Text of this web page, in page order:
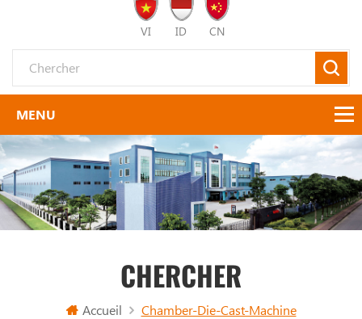
VI ID CN
CHERCHER
Accueil Chamber-Die-Cast-Machine